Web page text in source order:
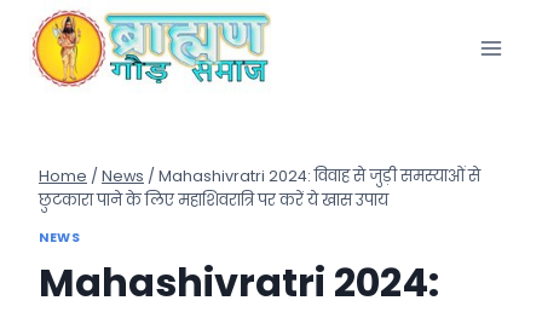
content
Home / News / Mahashivratri 2024: विवाह से जुड़ी समस्याओं से
छुटकारा पाने के लिए महाशिवरात्रि पर करें ये खास उपाय
NEWS
Mahashivratri 2024: